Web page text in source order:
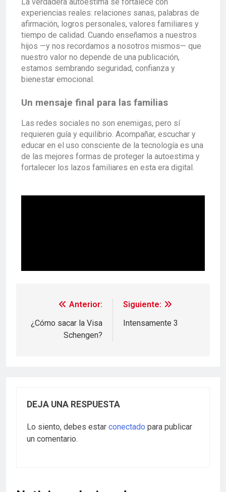
experiencias reales: relaciones sanas, palabras de
afirmación, logros personales, valores familiares y
tiempo de calidad. Cuando enseñamos a nuestros
hijos —y nos recordamos a nosotros mismos— que
nuestro valor no depende de una publicación,
estamos sembrando seguridad, confianza y
bienestar emocional.
Un mensaje final para las familias
Las redes sociales no son enemigas, pero sí
requieren guía y equilibrio. Acompañar, escuchar y
educar en el uso consciente de la tecnología es una
de las mejores formas de proteger la autoestima y
fortalecer los lazos familiares en esta era digital.
Anterior:
¿Cómo sacar la Visa
Schengen?
Siguiente:
Intensamente 3
DEJA UNA RESPUESTA
Lo siento, debes estar conectado para publicar
un comentario.